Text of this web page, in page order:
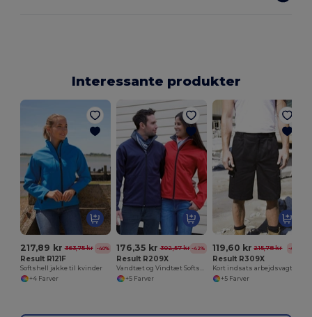
Interessante produkter
217,89 kr 363,75 kr -40%
Result R121F
Softshell jakke til kvinder
+4 Farver
176,35 kr 302,57 kr -42%
Result R209X
Vandtæt og Vindtæt Softshell Jakke til Damer
+5 Farver
119,60 kr 215,78 kr -45%
Result R309X
Kort indsats arbejdsvagt
+5 Farver